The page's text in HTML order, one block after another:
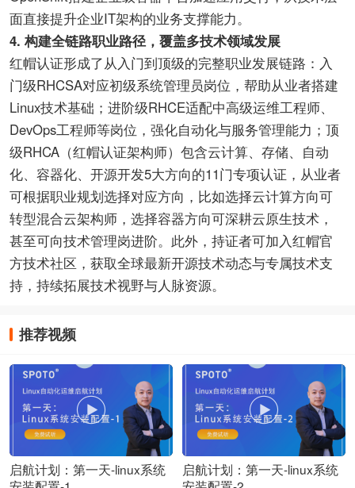
面直接提升企业IT架构的业务支撑能力。
4. 构建全链路职业路径，覆盖多技术领域发展
红帽认证形成了从入门到顶级的完整职业发展链路：入
门级RHCSA对应初级系统管理员岗位，帮助从业者搭建
Linux技术基础；进阶级RHCE适配中高级运维工程师、
DevOps工程师等岗位，强化自动化与服务管理能力；顶
级RHCA（红帽认证架构师）包含云计算、存储、自动
化、容器化、开源开发5大方向的11门专项认证，从业者
可根据职业规划选择对应方向，比如选择云计算方向可
转型混合云架构师，选择容器方向可深耕云原生技术，
甚至可向技术管理岗进阶。此外，持证者可加入红帽官
方技术社区，获取全球最新开源技术动态与专属技术支
持，持续拓展技术视野与人脉资源。
推荐视频
启航计划：第一天-linux系统
启航计划：第一天-linux系统